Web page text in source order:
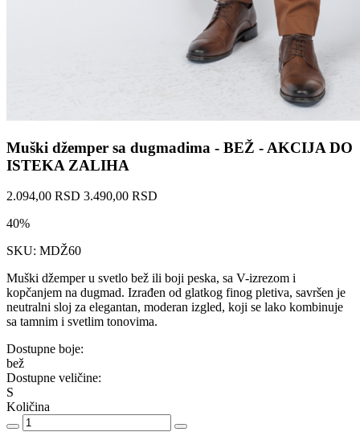
Muški džemper sa dugmadima - BЕŽ - AKCIJA DO
ISTEKA ZALIHA
2.094,00 RSD 3.490,00 RSD
40%
SKU: MDŽ60
Muški džemper u svetlo bež ili boji peska, sa V-izrezom i
kopčanjem na dugmad. Izrađen od glatkog finog pletiva, savršen je
neutralni sloj za elegantan, moderan izgled, koji se lako kombinuje
sa tamnim i svetlim tonovima.
Dostupne boje:
bež
Dostupne veličine:
S
Količina